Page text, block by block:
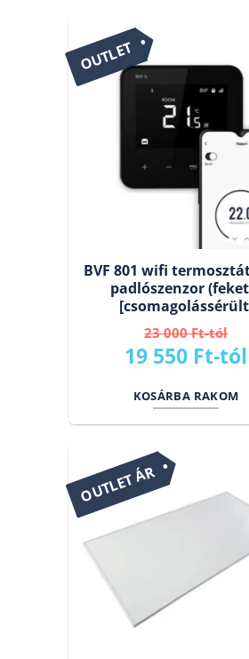
000 Ft.
OUTLET
BVF 801 wifi
padlószenzor
23 000Ft
Original
price
was:
000 Ft.
19 550 Ft
KOSÁRBA RAKOM
OUTLET ÁR